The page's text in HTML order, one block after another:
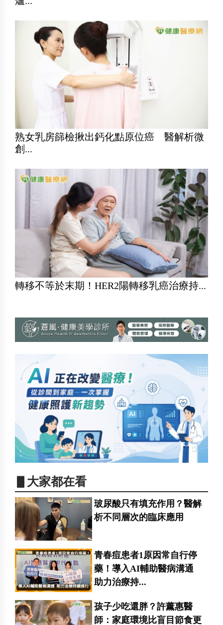
熟女乳房篩檢揪出鈣化點原位癌 醫解析微
創...
轉移不等於末期！HER2陽轉移乳癌治療持...
▋大家都在看
玻尿酸只有填充作用？醫解
析不同層次的臨床應用
青春痘患者1原因常自行停
藥！導入AI輔助醫病溝通
助力治療持...
孩子少吃還胖？許薰惠醫
師：家庭環境比盲目節食更